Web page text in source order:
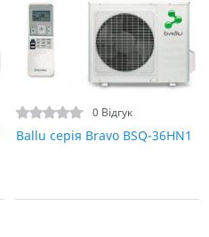
0 Відгук
Ballu серія Bravo BSQ-36HN1